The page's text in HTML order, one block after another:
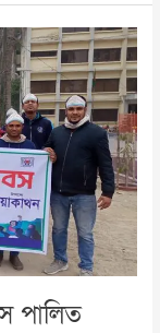
পালিত